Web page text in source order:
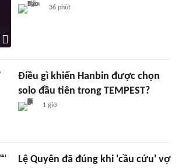
36 phút
Điều gì khiến Hanbin được chọn
solo đầu tiên trong TEMPEST?
1 giờ
Lệ Quyên đã đúng khi 'cầu cứu' vợ